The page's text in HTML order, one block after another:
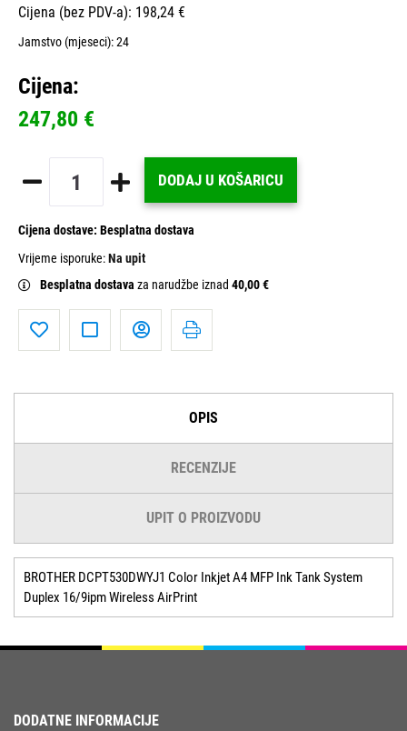
Cijena (bez PDV-a): 198,24 €
Jamstvo (mjeseci):24
Cijena:
247,80 €
DODAJ U KOŠARICU
Cijena dostave: Besplatna dostava
Vrijeme isporuke:Na upit
Besplatna dostava za narudžbe iznad 40,00 €
OPIS
RECENZIJE
UPIT O PROIZVODU
BROTHER DCPT530DWYJ1 Color Inkjet A4 MFP Ink Tank System
Duplex 16/9ipm Wireless AirPrint
DODATNE INFORMACIJE